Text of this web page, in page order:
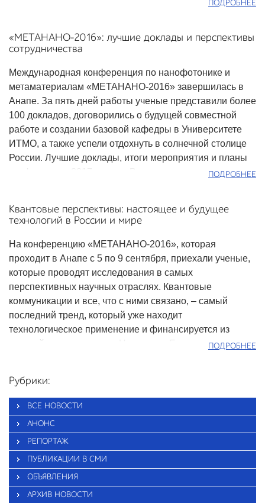
нашему порталу он рассказал о манипуляции светом и
важности популяризации науки.
ПОДРОБНЕЕ
«МЕТАНАНО-2016»: лучшие доклады и перспективы
сотрудничества
Международная конференция по нанофотонике и
метаматериалам «МЕТАНАНО-2016» завершилась в
Анапе. За пять дней работы ученые представили более
100 докладов, договорились о будущей совместной
работе и создании базовой кафедры в Университете
ИТМО, а также успели отдохнуть в солнечной столице
России. Лучшие доклады, итоги мероприятия и планы
конференции 2017 года во Владивостоке – в нашем
ПОДРОБНЕЕ
Квантовые перспективы: настоящее и будущее
технологий в России и мире
На конференцию «МЕТАНАНО-2016», которая
проходит в Анапе с 5 по 9 сентября, приехали ученые,
которые проводят исследования в самых
перспективных научных отраслях. Квантовые
коммуникации и все, что с ними связано, – самый
последний тренд, который уже находит
технологическое применение и финансируется из
крупнейших источников. Например, Еврокомиссия
Алексей Рубцов возглавляет исследовательскую
группу в Российском квантовом центре, одновременно
занимает позицию профессора в МГУ и главного
научного сотрудника во ВНИИА. Он рассказал для
нашего портала о своей научной работе, развитии
квантовых технологий в России и практическом
применении квантовых технологий.
ПОДРОБНЕЕ
Рубрики:
ВСЕ НОВОСТИ
АНОНС
РЕПОРТАЖ
ПУБЛИКАЦИИ В СМИ
ОБЪЯВЛЕНИЯ
АРХИВ НОВОСТИ